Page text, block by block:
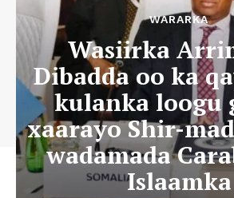
WARARKA
Wasiirka
Dibadda oo ka
kulanka loogu
xaarayo Shir-
wadamada
Islaamka